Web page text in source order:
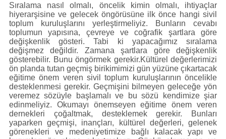
Sıralama nasıl olmalı, öncelik kimin olmalı, ihtiyaçlar
hiyerarşisine ve gelecek öngörüsüne ilk önce hangi sivil
toplum kuruluşlarını yerleştirmeliyiz. Bunların cevabı
toplumun yapısına, çevreye ve coğrafik şartlara göre
değişkenlik gösteri. Tabi ki yapacağımız sıralama
değişmez değildir. Zamana şartlara göre değişkenlik
gösterebilir. Bunu öngörmek gerekir.Kültürel değerlerimizi
ön planda tutan geçmiş birikimimizi gün yüzüne çıkartacak
eğitime önem veren sivil toplum kuruluşlarının öncelikle
desteklenmesi gerekir. Geçmişini bilmeyen geleceğe yön
veremez sözüyle başlamalı ve bu sözü kendimize şiar
edinmeliyiz. Okumayı önemseyen eğitime önem veren
dernekleri çoğaltmak, desteklemek gerekir. Bunları
yaparken geçmişi, inançları, kültürel değerleri, gelenek
görenekleri ve medeniyetimize bağlı kalacak yapı ve